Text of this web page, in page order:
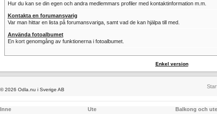
Hur du kan se din egen och andra medlemmars profiler med kontaktinformation m.m.
Kontakta en forumansvarig
Var man hittar en lista på forumansvariga, samt vad de kan hjälpa till med.
Använda fotoalbumet
En kort genomgång av funktionerna i fotoalbumet.
Enkel version
© 2026 Odla.nu i Sverige AB
Inne Ute Balkong och